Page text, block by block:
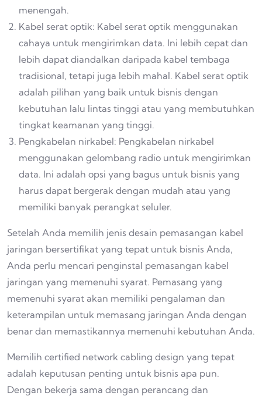
menengah.
Kabel serat optik: Kabel serat optik menggunakan
cahaya untuk mengirimkan data. Ini lebih cepat dan
lebih dapat diandalkan daripada kabel tembaga
tradisional, tetapi juga lebih mahal. Kabel serat optik
adalah pilihan yang baik untuk bisnis dengan
kebutuhan lalu lintas tinggi atau yang membutuhkan
tingkat keamanan yang tinggi.
Pengkabelan nirkabel: Pengkabelan nirkabel
menggunakan gelombang radio untuk mengirimkan
data. Ini adalah opsi yang bagus untuk bisnis yang
harus dapat bergerak dengan mudah atau yang
memiliki banyak perangkat seluler.
Setelah Anda memilih jenis desain pemasangan kabel
jaringan bersertifikat yang tepat untuk bisnis Anda,
Anda perlu mencari penginstal pemasangan kabel
jaringan yang memenuhi syarat. Pemasang yang
memenuhi syarat akan memiliki pengalaman dan
keterampilan untuk memasang jaringan Anda dengan
benar dan memastikannya memenuhi kebutuhan Anda.
Memilih certified network cabling design yang tepat
adalah keputusan penting untuk bisnis apa pun.
Dengan bekerja sama dengan perancang dan